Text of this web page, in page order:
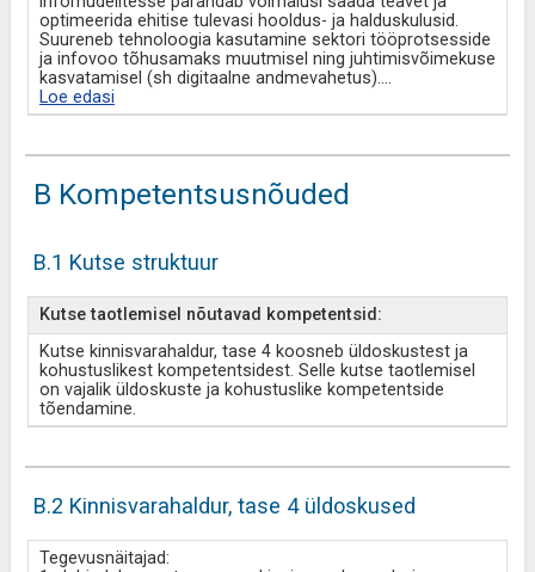
optimeerida ehitise tulevasi hooldus- ja halduskulusid.
Suureneb tehnoloogia kasutamine sektori tööprotsesside
ja infovoo tõhusamaks muutmisel ning juhtimisvõimekuse
kasvatamisel (sh digitaalne andmevahetus)....
Loe edasi
B Kompetentsusnõuded
B.1 Kutse struktuur
Kutse taotlemisel nõutavad kompetentsid:
Kutse kinnisvarahaldur, tase 4 koosneb üldoskustest ja
kohustuslikest kompetentsidest. Selle kutse taotlemisel
on vajalik üldoskuste ja kohustuslike kompetentside
tõendamine.
B.2 Kinnisvarahaldur, tase 4 üldoskused
Tegevusnäitajad: